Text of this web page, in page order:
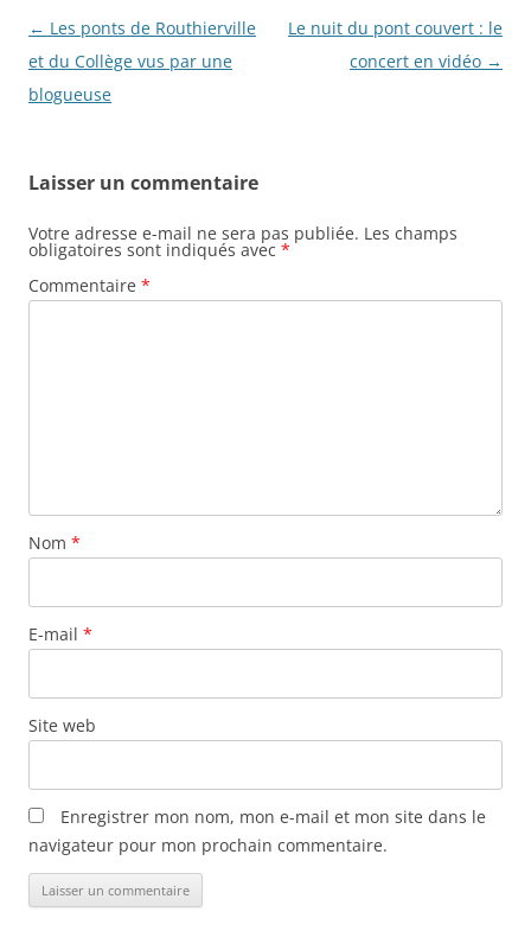
N
a
v
a
t
i
o
i
l
e
s
← Les ponts de Routhierville
et du Collège vus par une
blogueuse
Le nuit du pont couvert : le
concert en vidéo →
Laisser un commentaire
Votre adresse e-mail ne sera pas publiée. Les champs
obligatoires sont indiqués avec *
Commentaire *
Nom *
E-mail *
Site web
Enregistrer mon nom, mon e-mail et mon site dans le
navigateur pour mon prochain commentaire.